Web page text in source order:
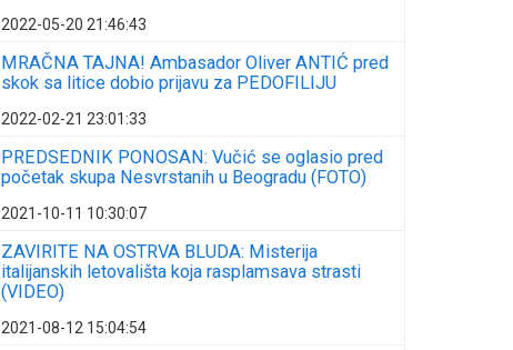
2022-05-20 21:46:43
MRAČNA TAJNA! Ambasador Oliver ANTIĆ pred
skok sa litice dobio prijavu za PEDOFILIJU
2022-02-21 23:01:33
PREDSEDNIK PONOSAN: Vučić se oglasio pred
početak skupa Nesvrstanih u Beogradu (FOTO)
2021-10-11 10:30:07
ZAVIRITE NA OSTRVA BLUDA: Misterija
italijanskih letovališta koja rasplamsava strasti
(VIDEO)
2021-08-12 15:04:54